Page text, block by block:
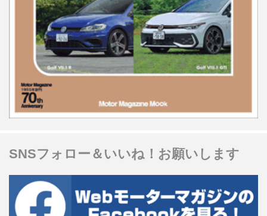
SNSフォロー＆いいね！お願いします